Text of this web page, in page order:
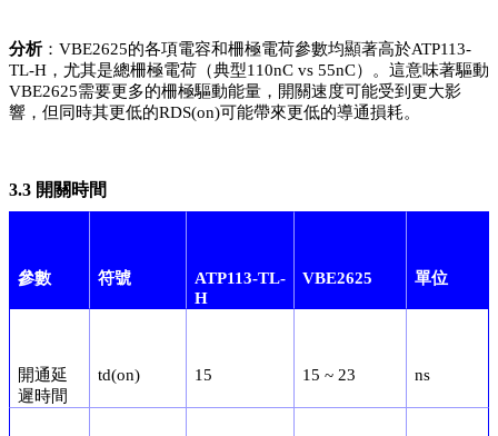
分析：VBE2625的各項電容和柵極電荷參數均顯著高於ATP113-
TL-H，尤其是總柵極電荷（典型110nC vs 55nC）。這意味著驅動
VBE2625需要更多的柵極驅動能量，開關速度可能受到更大影
響，但同時其更低的RDS(on)可能帶來更低的導通損耗。
3.3 開關時間
參數 符號
ATP113-TL-
H
VBE2625 單位
開通延
遲時間
td(on) 15 15 ~ 23 ns